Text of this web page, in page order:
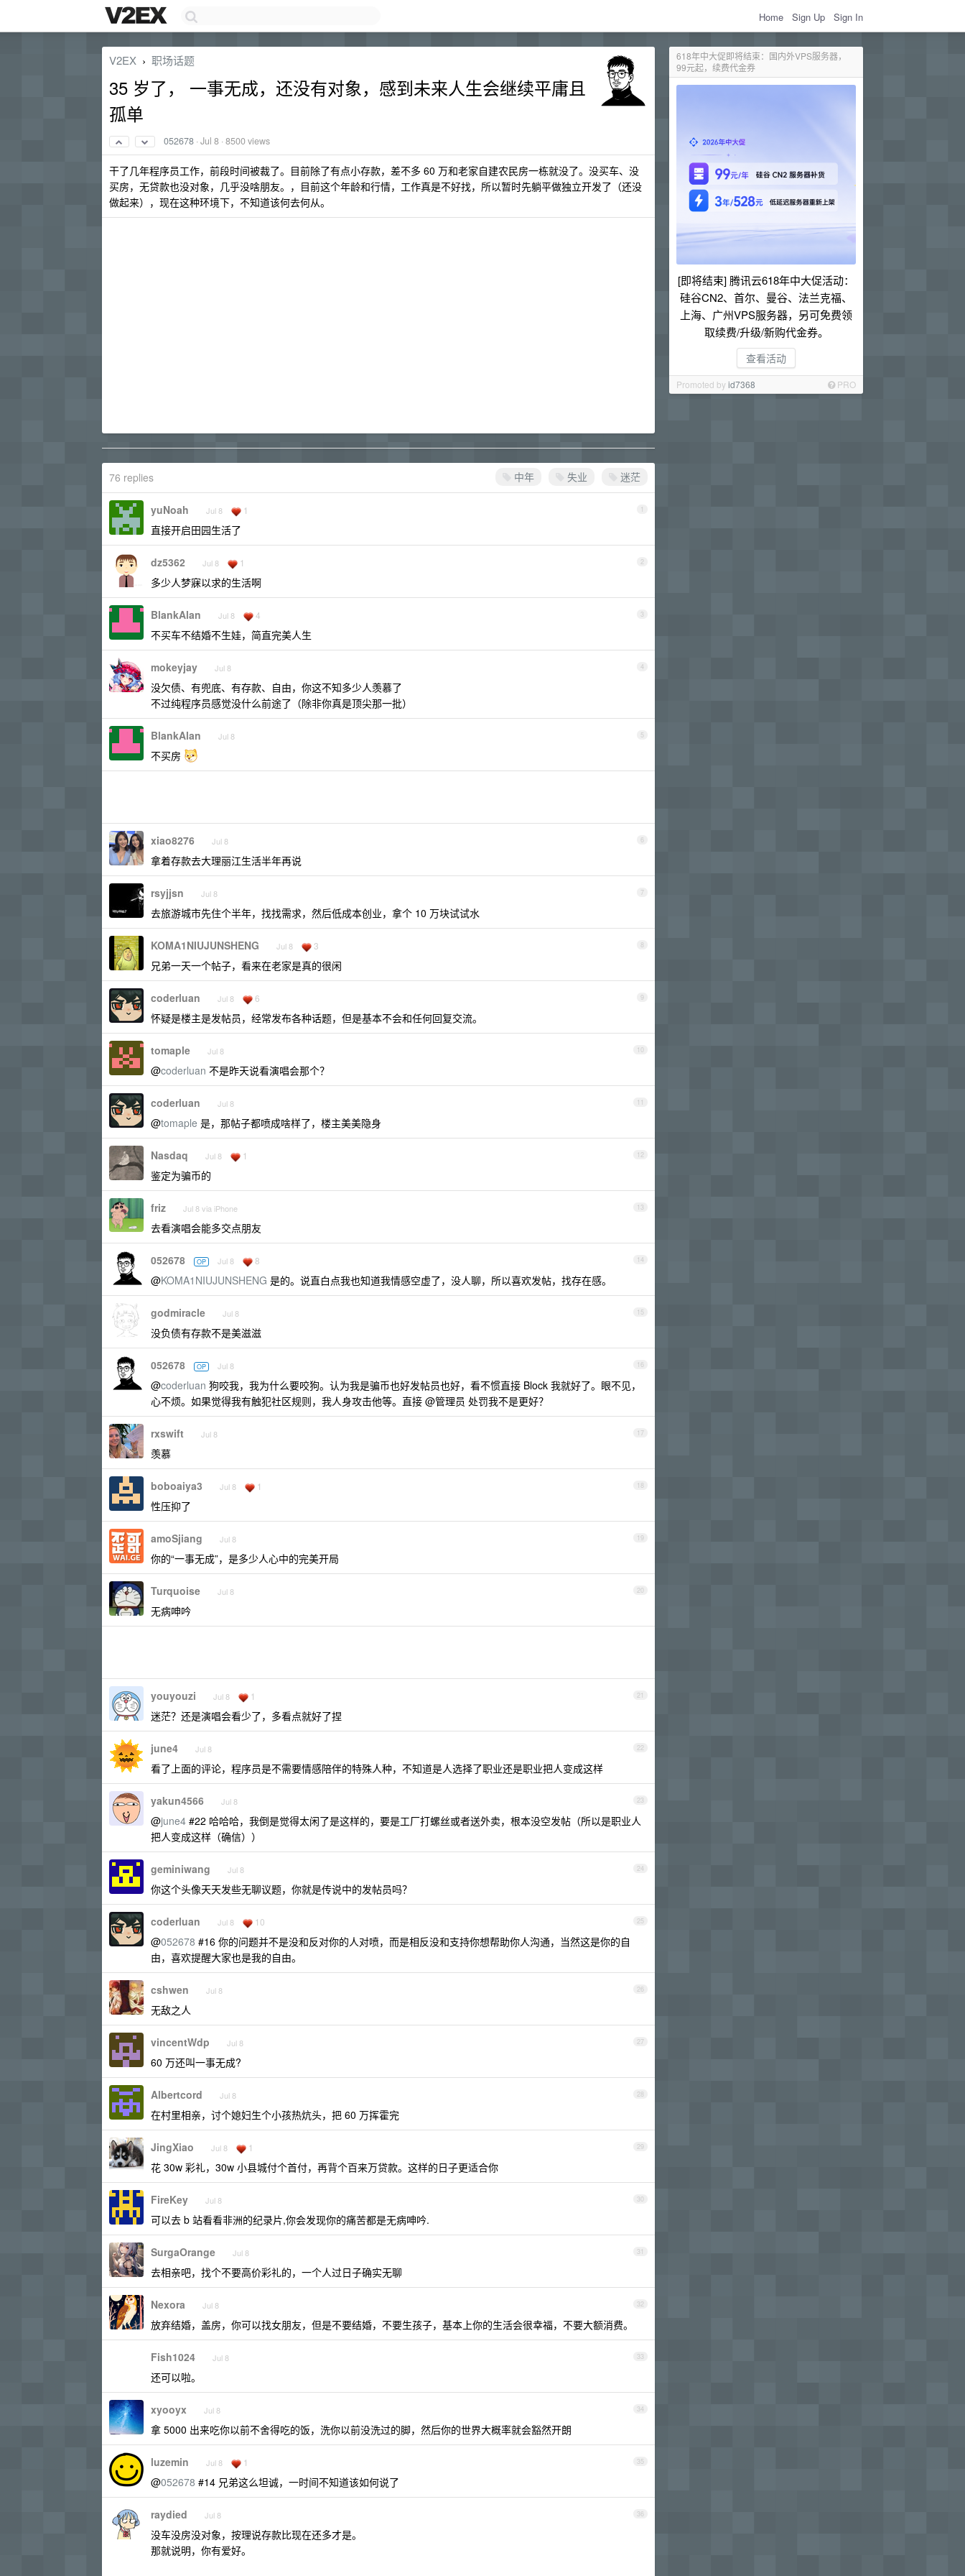
Home Sign Up Sign In
618年中大促即将结束：国内外VPS服务器，
99元起，续费代金券
[即将结束] 腾讯云618年中大促活动：
硅谷CN2、首尔、曼谷、法兰克福、
上海、广州VPS服务器，另可免费领
取续费/升级/新购代金券。
查看活动
Promoted byid7368 PRO
V2EX › 职场话题
35 岁了， 一事无成，还没有对象，感到未来人生会继续平庸且
孤单
052678 ·Jul 8 · 8500 views
干了几年程序员工作，前段时间被裁了。目前除了有点小存款，差不多 60 万和老家自建农民房一栋就没了。没买车、没
买房，无贷款也没对象，几乎没啥朋友。，目前这个年龄和行情，工作真是不好找，所以暂时先躺平做独立开发了（还没
做起来），现在这种环境下，不知道该何去何从。
中年 失业 迷茫
76 replies
1
yuNoah Jul 8 1
直接开启田园生活了
2
dz5362 Jul 8 1
多少人梦寐以求的生活啊
3
BlankAlan Jul 8 4
不买车不结婚不生娃，简直完美人生
4
mokeyjay Jul 8
没欠债、有兜底、有存款、自由，你这不知多少人羡慕了
不过纯程序员感觉没什么前途了（除非你真是顶尖那一批）
5
BlankAlan Jul 8
不买房
6
xiao8276 Jul 8
拿着存款去大理丽江生活半年再说
7
rsyjjsn Jul 8
去旅游城市先住个半年，找找需求，然后低成本创业，拿个 10 万块试试水
8
KOMA1NIUJUNSHENG Jul 8 3
兄弟一天一个帖子，看来在老家是真的很闲
9
coderluan Jul 8 6
怀疑是楼主是发帖员，经常发布各种话题，但是基本不会和任何回复交流。
10
tomaple Jul 8
@coderluan 不是昨天说看演唱会那个？
11
coderluan Jul 8
@tomaple 是，那帖子都喷成啥样了，楼主美美隐身
12
Nasdaq Jul 8 1
鉴定为骗币的
13
friz Jul 8 via iPhone
去看演唱会能多交点朋友
14
052678 OP Jul 8 8
@KOMA1NIUJUNSHENG 是的。说直白点我也知道我情感空虚了，没人聊，所以喜欢发帖，找存在感。
15
godmiracle Jul 8
没负债有存款不是美滋滋
16
052678 OP Jul 8
@coderluan 狗咬我，我为什么要咬狗。认为我是骗币也好发帖员也好，看不惯直接 Block 我就好了。眼不见，
心不烦。如果觉得我有触犯社区规则，我人身攻击他等。直接 @管理员 处罚我不是更好？
17
rxswift Jul 8
羡慕
18
boboaiya3 Jul 8 1
性压抑了
19
amoSjiang Jul 8
你的“一事无成”，是多少人心中的完美开局
20
Turquoise Jul 8
无病呻吟
21
youyouzi Jul 8 1
迷茫？还是演唱会看少了，多看点就好了捏
22
june4 Jul 8
看了上面的评论，程序员是不需要情感陪伴的特殊人种，不知道是人选择了职业还是职业把人变成这样
23
yakun4566 Jul 8
@june4 #22 哈哈哈，我倒是觉得太闲了是这样的，要是工厂打螺丝或者送外卖，根本没空发帖（所以是职业人
把人变成这样（确信））
24
geminiwang Jul 8
你这个头像天天发些无聊议题，你就是传说中的发帖员吗？
25
coderluan Jul 8 10
@052678 #16 你的问题并不是没和反对你的人对喷，而是相反没和支持你想帮助你人沟通，当然这是你的自
由，喜欢提醒大家也是我的自由。
26
cshwen Jul 8
无敌之人
27
vincentWdp Jul 8
60 万还叫一事无成?
28
Albertcord Jul 8
在村里相亲，讨个媳妇生个小孩热炕头，把 60 万挥霍完
29
JingXiao Jul 8 1
花 30w 彩礼，30w 小县城付个首付，再背个百来万贷款。这样的日子更适合你
30
FireKey Jul 8
可以去 b 站看看非洲的纪录片,你会发现你的痛苦都是无病呻吟.
31
SurgaOrange Jul 8
去相亲吧，找个不要高价彩礼的，一个人过日子确实无聊
32
Nexora Jul 8
放弃结婚，盖房，你可以找女朋友，但是不要结婚，不要生孩子，基本上你的生活会很幸福，不要大额消费。
33
Fish1024 Jul 8
还可以啦。
34
xyooyx Jul 8
拿 5000 出来吃你以前不舍得吃的饭，洗你以前没洗过的脚，然后你的世界大概率就会豁然开朗
35
luzemin Jul 8 1
@052678 #14 兄弟这么坦诚，一时间不知道该如何说了
36
raydied Jul 8
没车没房没对象，按理说存款比现在还多才是。
那就说明，你有爱好。